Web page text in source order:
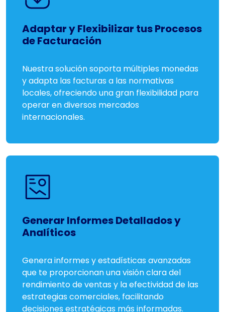
Adaptar y Flexibilizar tus Procesos
de Facturación
Nuestra solución soporta múltiples monedas
y adapta las facturas a las normativas
locales, ofreciendo una gran flexibilidad para
operar en diversos mercados
internacionales.
Generar Informes Detallados y
Analíticos
Genera informes y estadísticas avanzadas
que te proporcionan una visión clara del
rendimiento de ventas y la efectividad de las
estrategias comerciales, facilitando
decisiones estratégicas más informadas.